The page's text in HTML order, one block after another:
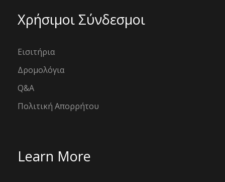
Χρήσιμοι Σύνδεσμοι
Εισιτήρια
Δρομολόγια
Q&A
Πολιτική Απορρήτου
Learn More